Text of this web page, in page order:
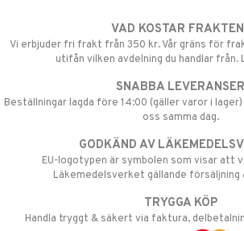
VAD KOSTAR
Vi erbjuder fri frakt från 350 kr. Vår gräns för
utifån vilken avdelning du handlar från.
SNABBA LEVERANSER
Beställningar lagda före 14:00 (gäller varor i
oss samma dag.
GODKÄND AV
EU-logotypen är symbolen som visar att
Läkemedelsverket gällande försäljning
TRYGGA KÖP
Handla tryggt & säkert via faktura,